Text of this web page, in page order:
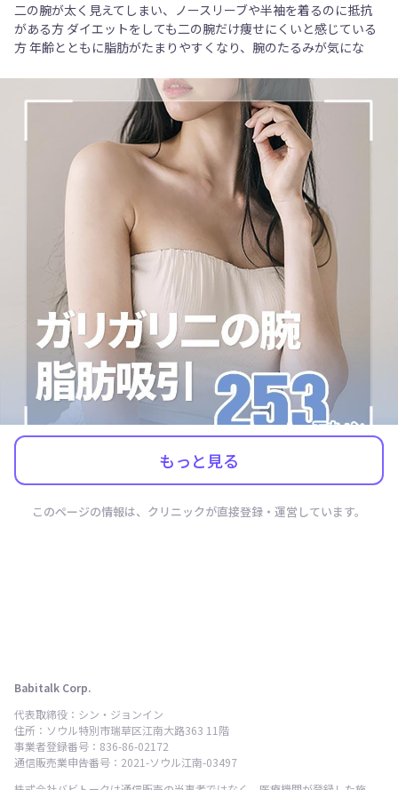
二の腕が太く見えてしまい、ノースリーブや半袖を着るのに抵抗
がある方 ダイエットをしても二の腕だけ痩せにくいと感じている
方 年齢とともに脂肪がたまりやすくなり、腕のたるみが気にな
もっと見る
このページの情報は、クリニックが直接登録・運営しています。
Babitalk Corp.
代表取締役：シン・ジョンイン
住所：ソウル特別市瑞草区江南大路363 11階
事業者登録番号：836-86-02172
通信販売業申告番号：2021-ソウル江南-03497